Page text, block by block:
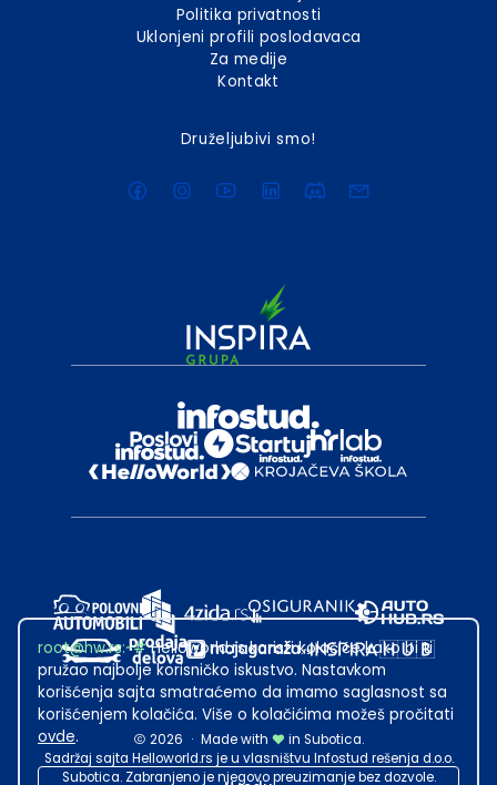
Politika privatnosti
Uklonjeni profili poslodavaca
Za medije
Kontakt
Druželjubivi smo!
2026 · Made with
in Subotica.
Sadržaj sajta Helloworld.rs je u vlasništvu Infostud rešenja d.o.o.
Subotica. Zabranjeno je njegovo preuzimanje bez dozvole.
root@hw.rs:~#Helloworld.rs koristi kolačiće kako bi ti
pružao najbolje korisničko iskustvo. Nastavkom
korišćenja sajta smatraćemo da imamo saglasnost sa
korišćenjem kolačića. Više o kolačićima možeš pročitati
ovde.